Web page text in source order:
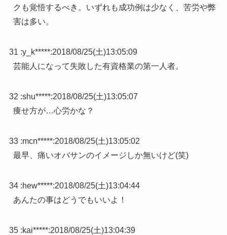
クも覚悟するべき。いずれも成功例は少なく、苦労や弊
害は多い。
31 :y_k*****:2018/08/25(土)13:05:09
芸能人になって失敗した有資格業の第一人者。
32 :shu*****:2018/08/25(土)13:05:07
痩せ方が…心労かな？
33 :mcn*****:2018/08/25(土)13:05:02
最早、痛いオバサンのイメージしか無いけど(笑)
34 :hew*****:2018/08/25(土)13:04:44
あんたの事はどうでもいいよ！
35 :kai*****:2018/08/25(土)13:04:39